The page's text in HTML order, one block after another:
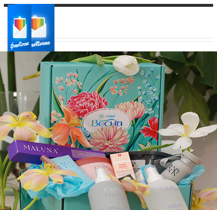
Ваш город:
Ваш регион доставки
Выберите из списка: